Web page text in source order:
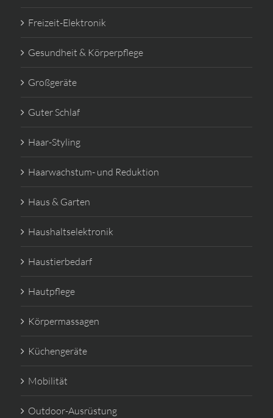
Freizeit-Elektronik
Gesundheit & Körperpflege
Großgeräte
Guter Schlaf
Haar-Styling
Haarwachstum- und Reduktion
Haus & Garten
Haushaltselektronik
Haustierbedarf
Hautpflege
Körpermassagen
Küchengeräte
Mobilität
Outdoor-Ausrüstung